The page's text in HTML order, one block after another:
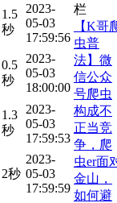
1.5
秒
2023-
05-03
17:59:56
0.5
秒
2023-
05-03
18:00:00
1.3
秒
2023-
05-03
17:59:53
2秒
2023-
05-03
17:59:59
栏
【K哥
虫普
法】微
信公众
号爬虫
构成不
正当竞
争，爬
虫er面
金山，
如何避